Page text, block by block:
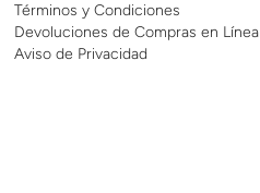
Términos y Condiciones
Devoluciones de Compras en Línea
Aviso de Privacidad